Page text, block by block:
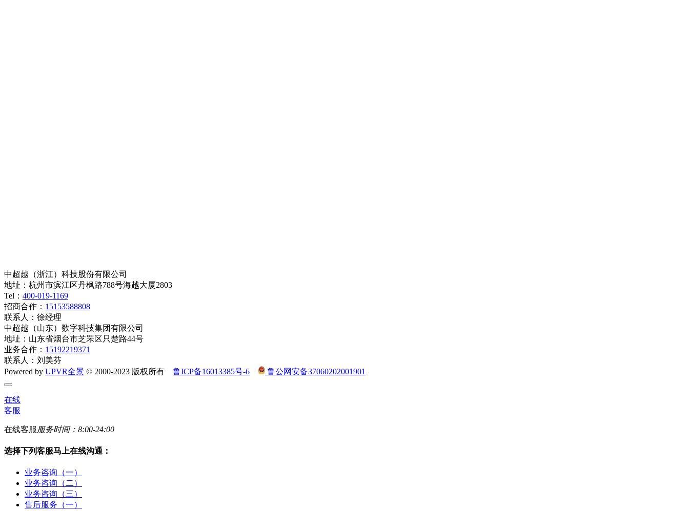
中超越（浙江）科技股份有限公司
地址：杭州市滨江区丹枫路788号海越大厦2803
Tel： 400-019-1169
招商合作： 15153588808
联系人：徐经理
中超越（山东）数字科技集团有限公司
地址：山东省烟台市芝罘区只楚路44号
业务合作： 15192219371
联系人：刘美芬
Powered by UPVR全景 © 2000-2023 版权所有 鲁ICP备16013385号-6 鲁公网安备37060202001901
在线
客服
在线客服 服务时间：8:00-24:00
选择下列客服马上在线沟通：
业务咨询（一）
业务咨询（二）
业务咨询（三）
售后服务（一）